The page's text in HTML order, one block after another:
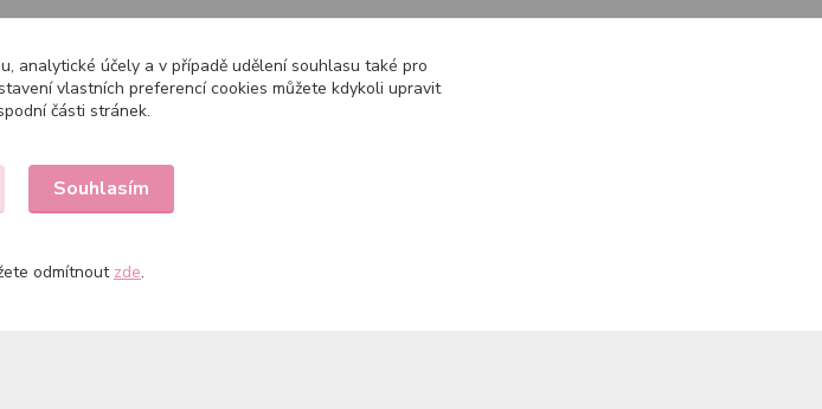
Kontakty
analytické účely a v případě udělení souhlasu také pro
vlastních preferencí cookies můžete kdykoli upravit
části stránek.
Souhlasím
odmítnout zde.